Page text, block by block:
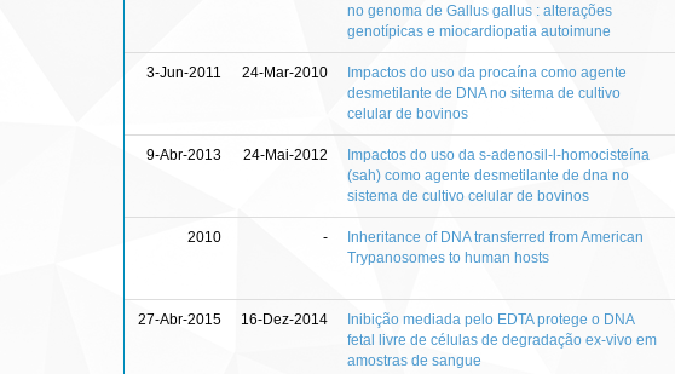
no genoma de Gallus gallus : alterações
genotípicas e miocardiopatia autoimune
3-Jun-2011 24-Mar-2010
Impactos do uso da procaína como agente
desmetilante de DNA no sitema de cultivo
celular de bovinos
9-Abr-2013 24-Mai-2012
Impactos do uso da s-adenosil-l-homocisteína
(sah) como agente desmetilante de dna no
sistema de cultivo celular de bovinos
2010 -
Inheritance of DNA transferred from American
Trypanosomes to human hosts
27-Abr-2015 16-Dez-2014
Inibição mediada pelo EDTA protege o DNA
fetal livre de células de degradação ex-vivo em
amostras de sangue